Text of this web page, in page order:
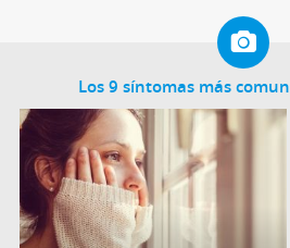
Los 9 síntomas más